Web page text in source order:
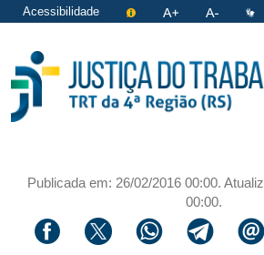
Acessibilidade
Publicada em: 26/02/2016 00:00.
00:00.
Compartilhar via facebook
Compartilhar via twitter
Compartilhar via